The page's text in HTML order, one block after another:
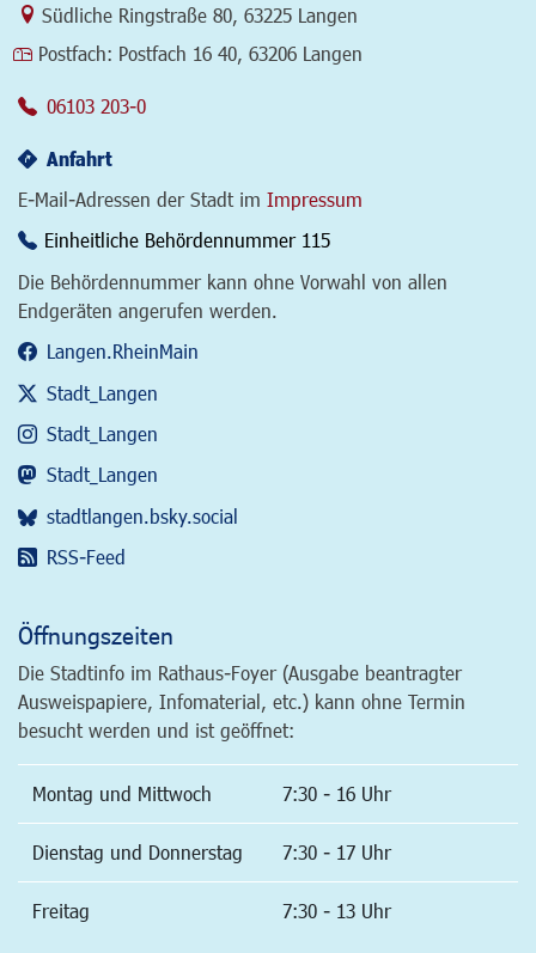
Link zur Google-Maps Navigation
Südliche Ringstraße 80 63225 Langen
Postfach: Postfach 16 40, 63206 Langen
06103 203-0
Anfahrt
E-Mail-Adressen der Stadt im Impressum
Einheitliche Behördennummer 115
Die Behördennummer kann ohne Vorwahl von allen
Endgeräten angerufen werden.
Langen.RheinMain
Stadt_Langen
Stadt_Langen
Stadt_Langen
stadtlangen.bsky.social
RSS-Feed
Öffnungszeiten
Die Stadtinfo im Rathaus-Foyer (Ausgabe beantragter
Ausweispapiere, Infomaterial, etc.) kann ohne Termin
besucht werden und ist geöffnet:
Montag und Mittwoch 7:30 - 16 Uhr
Dienstag und Donnerstag 7:30 - 17 Uhr
Freitag 7:30 - 13 Uhr